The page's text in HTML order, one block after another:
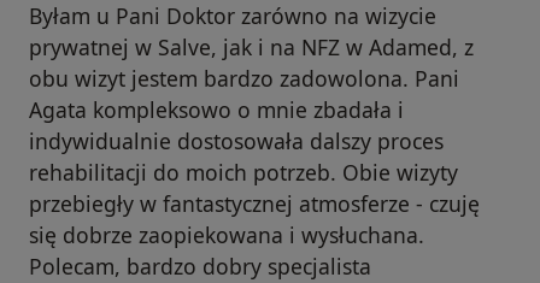
Byłam u Pani Doktor zarówno na wizycie
prywatnej w Salve, jak i na NFZ w Adamed, z
obu wizyt jestem bardzo zadowolona. Pani
Agata kompleksowo o mnie zbadała i
indywidualnie dostosowała dalszy proces
rehabilitacji do moich potrzeb. Obie wizyty
przebiegły w fantastycznej atmosferze - czuję
się dobrze zaopiekowana i wysłuchana.
Polecam, bardzo dobry specjalista